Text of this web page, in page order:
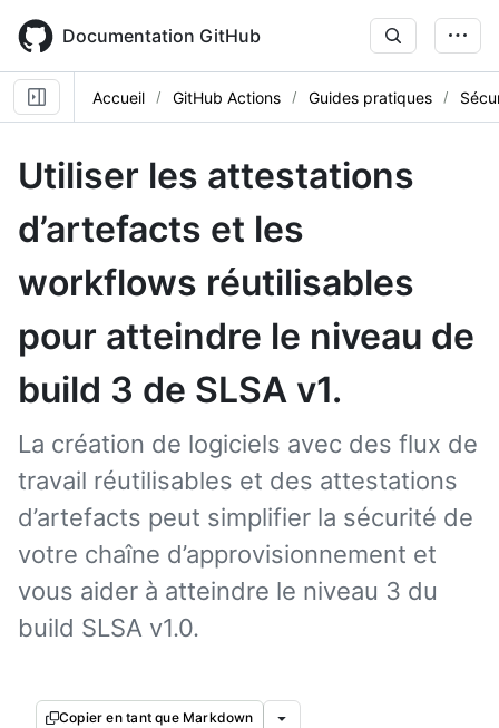
main
content
Documentation GitHub
Accueil GitHub Actions Guides pratiques
Utiliser les attestations
d’artefacts et les
workflows réutilisables
pour atteindre le niveau de
build 3 de SLSA v1.
La création de logiciels avec des flux de
travail réutilisables et des attestations
d’artefacts peut simplifier la sécurité de
votre chaîne d’approvisionnement et
vous aider à atteindre le niveau 3 du
build SLSA v1.0.
Copier en tant que Markdown